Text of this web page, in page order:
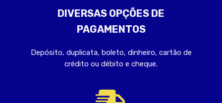
DIVERSAS OPÇÕES DE
PAGAMENTOS
Depósito, duplicata, boleto, dinheiro, cartão de
crédito ou débito e cheque.